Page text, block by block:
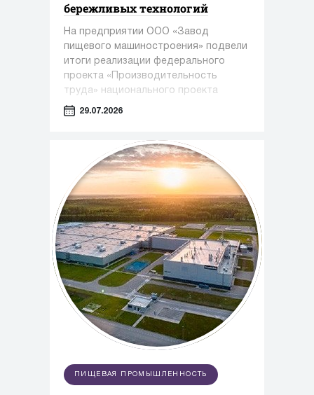
бережливых технологий
На предприятии ООО «Завод
пищевого машиностроения» подвели
итоги реализации федерального
проекта «Производительность
труда» национального проекта
«Эффективная и конкурентная
компетенций Алтайского края.
29.07.2026
ПИЩЕВАЯ ПРОМЫШЛЕННОСТЬ